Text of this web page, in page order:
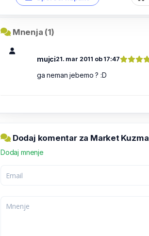
Mnenja (1)
mujci21. mar 2011 ob 17:47
ga neman jebemo ? :D
Dodaj komentar za Market Kuzma
Dodaj mnenje